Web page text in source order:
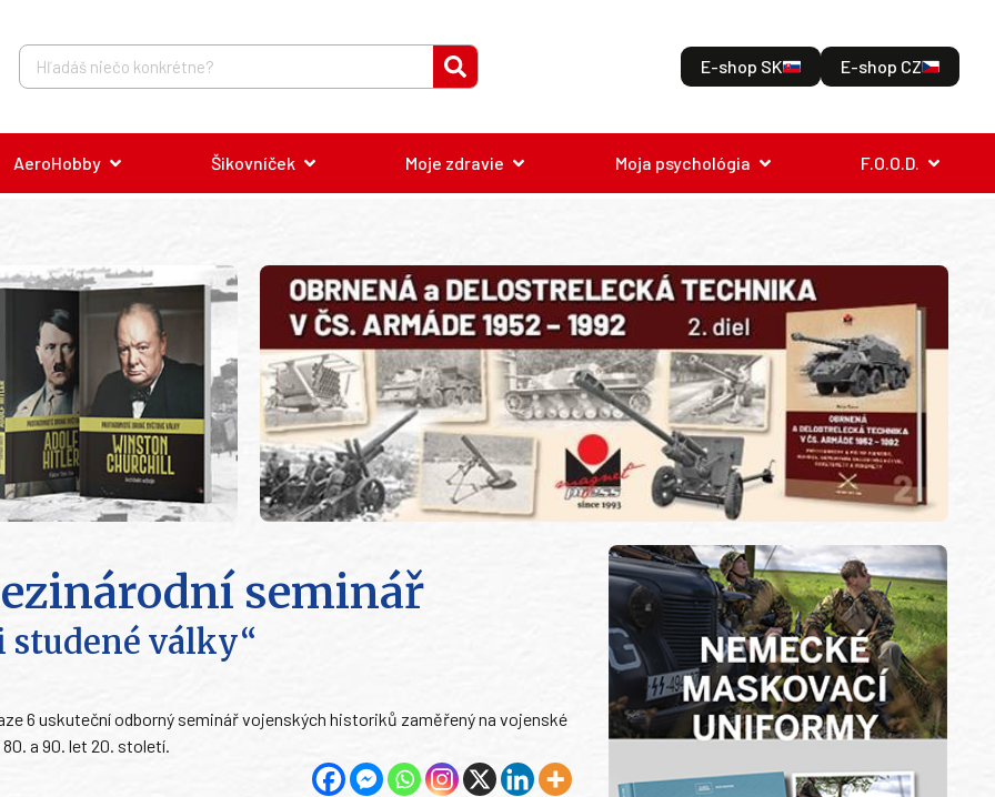
E-shop SK E-shop CZ
AeroHobby Šikovníček Moje zdravie Moja psychológia F.O.O.D.
seminář
studené války“
6 uskuteční odborný seminář vojenských historiků zaměřený na vojenské
a 90. let 20. století.